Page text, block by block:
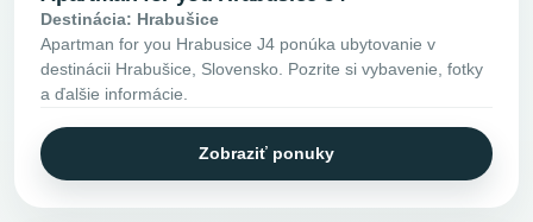
Destinácia: Hrabušice
Apartman for you Hrabusice J4 ponúka ubytovanie v
destinácii Hrabušice, Slovensko. Pozrite si vybavenie, fotky
a ďalšie informácie.
Zobraziť ponuky